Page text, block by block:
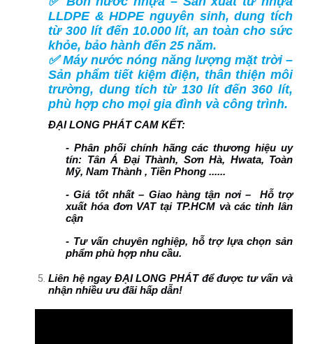
LLDPE & HDPE nguyên sinh, dung tích
từ 300 lít đến 10.000 lít, an toàn cho sức
khỏe, bảo hành đến 25 năm.
✅ Máy nước nóng năng lượng mặt trời –
Sản phẩm tiết kiệm điện, thân thiện môi
trường, dung tích từ 130 lít đến 360 lít,
phù hợp cho mọi gia đình và công trình.
ĐẠI LONG PHÁT CAM KẾT:
- Phân phối chính hãng các thương hiệu uy
tín: Tân Á Đại Thành, Sơn Hà, Hwata, Toàn
Mỹ, Nam Thành , Tiền Phong ......
- Giá tốt nhất – Giao hàng tận nơi – Hỗ trợ
xuất hóa đơn VAT tại TP.HCM và các tỉnh lân
cận
- Tư vấn chuyên nghiệp, hỗ trợ lựa chọn sản
phẩm phù hợp nhu cầu.
Liên hệ ngay ĐẠI LONG PHÁT để được tư vấn và
nhận nhiều ưu đãi hấp dẫn!